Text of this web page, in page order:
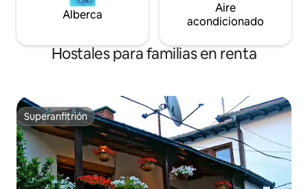
Alberca
Aire
acondicionado
Hostales para familias en renta
Superanfitrión
Superanfitrión